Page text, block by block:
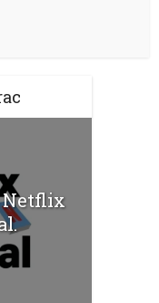
Netflix